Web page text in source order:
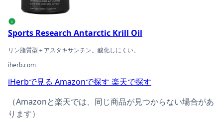
i
Sports Research Antarctic Krill Oil
リン脂質型＋アスタキサンチン。酸化しにくい。
iherb.com
iHerbで見る Amazonで探す 楽天で探す
（Amazonと楽天では、同じ商品が見つからない場合があ
ります）